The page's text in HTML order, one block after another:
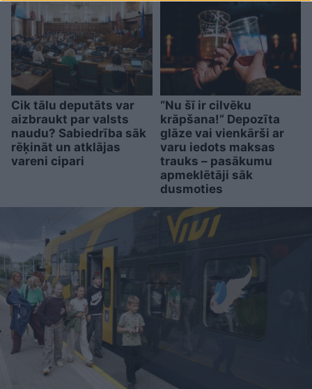
Cik tālu deputāts var
aizbraukt par valsts
naudu? Sabiedrība sāk
rēķināt un atklājas
vareni cipari
“Nu šī ir cilvēku
krāpšana!” Depozīta
glāze vai vienkārši ar
varu iedots maksas
trauks – pasākumu
apmeklētāji sāk
dusmoties